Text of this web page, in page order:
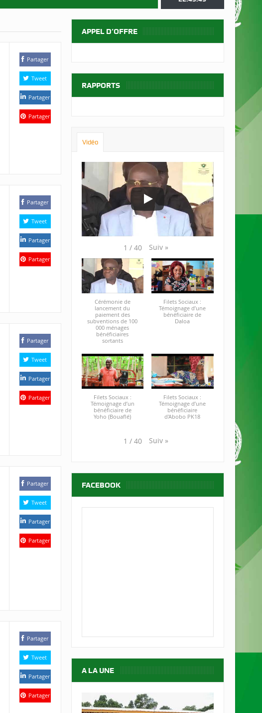
Partager
Tweet
Partager
Partager
Partager
Tweet
Partager
Partager
Partager
Tweet
Partager
Partager
Partager
Tweet
Partager
Partager
Partager
Tweet
Partager
Partager
APPEL D’OFFRE
RAPPORTS
Vidéo
1 / 40 Suiv »
Cérémonie de
lancement du
paiement des
subventions de 100
000 ménages
bénéficiaires
sortants
Filets Sociaux :
Témoignage d’une
bénéficiaire de
Daloa
Filets Sociaux :
Témoignage d’un
bénéficiaire de
Yoho (Bouaflé)
Filets Sociaux :
Témoignage d’une
bénéficiaire
d'Abobo PK18
1 / 40 Suiv »
FACEBOOK
A LA UNE